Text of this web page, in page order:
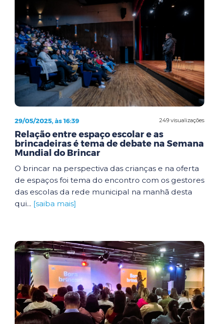
249 visualizações
29/05/2025, às 16:39
Relação entre espaço escolar e as
brincadeiras é tema de debate na Semana
Mundial do Brincar
O brincar na perspectiva das crianças e na oferta
de espaços foi tema do encontro com os gestores
das escolas da rede municipal na manhã desta
qui... [saiba mais]